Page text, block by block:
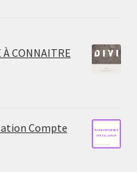
À CONNAITRE
Compte